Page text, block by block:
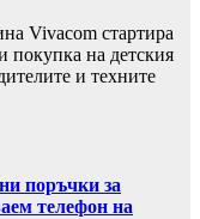
Vivacom стартира
покупка на детския
и техните
поръчки за
телефон на